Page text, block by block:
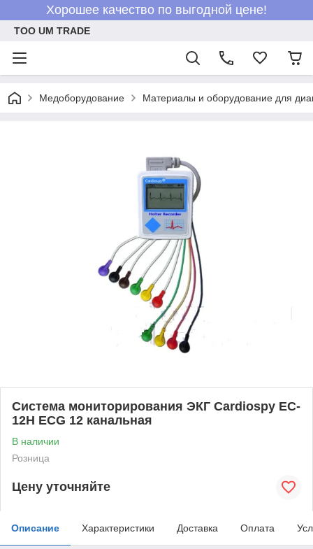
Хорошее качество по выгодной цене!
ТОО UM TRADE
Медоборудование Материалы и оборудование для
Система мониторирования ЭКГ Cardiospy EC-
12H ECG 12 канальная
В наличии
Розница
Цену уточняйте
Описание Характеристики Доставка Оплата